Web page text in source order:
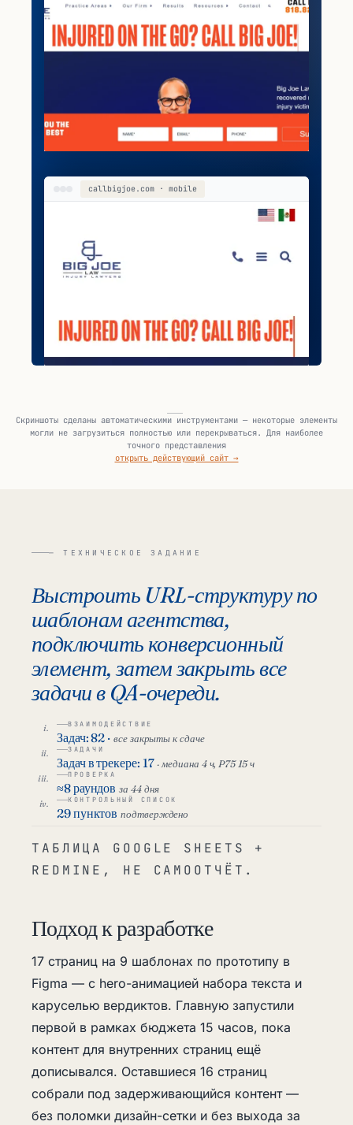
callbigjoe.com · mobile
Скриншоты сделаны автоматическими инструментами — некоторые элементы
могли не загрузиться полностью или перекрываться. Для наиболее
точного представления
открыть действующий сайт →
— ТЕХНИЧЕСКОЕ ЗАДАНИЕ
Выстроить URL-структуру по
шаблонам агентства,
подключить конверсионный
элемент, затем закрыть все
задачи в QA-очереди.
ВЗАИМОДЕЙСТВИЕ
Задач: 82 · все закрыты к сдаче
ЗАДАЧИ
Задач в трекере: 17 · медиана 4 ч, P75 15 ч
ПРОВЕРКА
≈8 раундов за 44 дня
КОНТРОЛЬНЫЙ СПИСОК
29 пунктов подтверждено
ТАБЛИЦА GOOGLE SHEETS +
REDMINE, НЕ САМООТЧЁТ.
Подход к разработке
17 страниц на 9 шаблонах по прототипу в
Figma — с hero-анимацией набора текста и
каруселью вердиктов. Главную запустили
первой в рамках бюджета 15 часов, пока
контент для внутренних страниц ещё
дописывался. Оставшиеся 16 страниц
собрали под задерживающийся контент —
без поломки дизайн-сетки и без выхода за